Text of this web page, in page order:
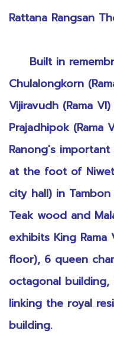
Rattana Rangsan
Built in
Chulalongkorn
Vijiravudh (Rama
Prajadhipok (Rama
Ranong's
at the foot of
city hall) in
Teak wood and
exhibits King
floor), 6 queen
octagonal
linking the royal
building.